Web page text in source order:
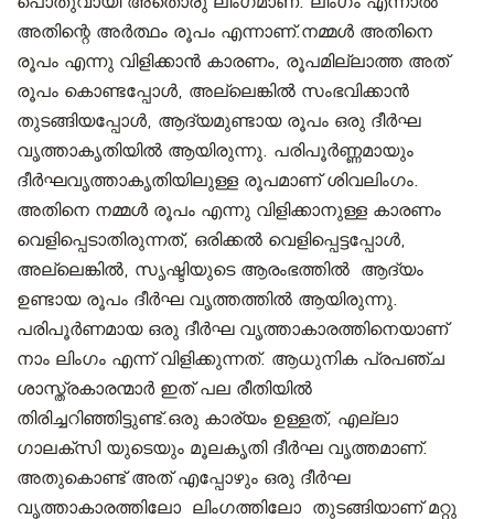
അതിന്റെ അർത്ഥം രൂപം എന്നാണ്.നമ്മൾ അതിനെ
രൂപം എന്നു വിളിക്കാൻ കാരണം, രൂപമില്ലാത്ത അത്
രൂപം കൊണ്ടപ്പോൾ, അല്ലെങ്കിൽ സംഭവിക്കാൻ
തുടങ്ങിയപ്പോൾ, ആദ്യമുണ്ടായ രൂപം ഒരു ദീർഘ
വൃത്താകൃതിയിൽ ആയിരുന്നു. പരിപൂർണ്ണമായും
ദീർഘവൃത്താകൃതിയിലുള്ള രൂപമാണ് ശിവലിംഗം.
അതിനെ നമ്മൾ രൂപം എന്നു വിളിക്കാനുള്ള കാരണം
വെളിപ്പെടാതിരുന്നത്, ഒരിക്കൽ വെളിപ്പെട്ടപ്പോൾ,
അല്ലെങ്കിൽ, സൃഷ്ടിയുടെ ആരംഭത്തിൽ ആദ്യം
ഉണ്ടായ രൂപം ദീർഘ വൃത്തത്തിൽ ആയിരുന്നു.
പരിപൂർണമായ ഒരു ദീർഘ വൃത്താകാരത്തിനെയാണ്
നാം ലിംഗം എന്ന് വിളിക്കുന്നത്. ആധുനിക പ്രപഞ്ച
ശാസ്ത്രകാരന്മാർ ഇത് പല രീതിയിൽ
തിരിച്ചറിഞ്ഞിട്ടുണ്ട്.ഒരു കാര്യം ഉള്ളത്, എല്ലാ
ഗാലക്സി യുടെയും മൂലകൃതി ദീർഘ വൃത്തമാണ്.
അതുകൊണ്ട് അത് എപ്പോഴും ഒരു ദീർഘ
വൃത്താകാരത്തിലോ ലിംഗത്തിലോ തുടങ്ങിയാണ് മറ്റു